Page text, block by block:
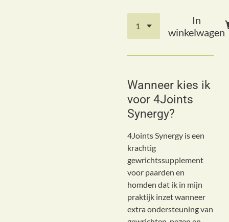
In
winkelwagen
Wanneer kies ik
voor 4Joints
Synergy?
4Joints Synergy is een
krachtig
gewrichtssupplement
voor paarden en
homden dat ik in mijn
praktijk inzet wanneer
extra ondersteuning van